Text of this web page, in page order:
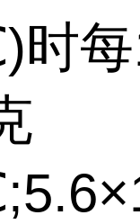
时